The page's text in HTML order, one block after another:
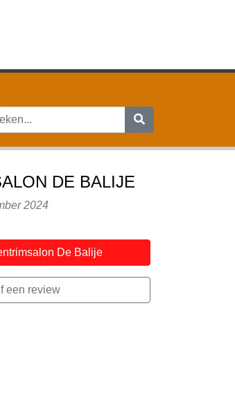
DE BALIJE
2024
De Balije
een review